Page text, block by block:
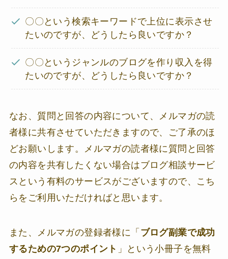
〇〇という検索キーワードで上位に表示させ
たいのですが、どうしたら良いですか？
〇〇というジャンルのブログを作り収入を得
たいのですが、どうしたら良いですか？
なお、質問と回答の内容について、メルマガの読
者様に共有させていただきますので、ご了承のほ
どお願いします。メルマガの読者様に質問と回答
の内容を共有したくない場合はブログ相談サービ
スという有料のサービスがございますので、こち
らをご利用いただければと思います。
また、メルマガの登録者様に「 ブログ副業で成功
するための7つのポイント 」という小冊子を無料